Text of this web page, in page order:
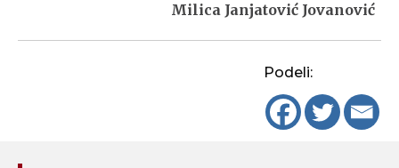
Milica Janjatović Jovanović
Podeli: